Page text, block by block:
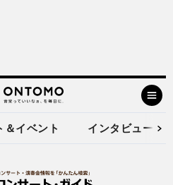
＆イベント インタビュー